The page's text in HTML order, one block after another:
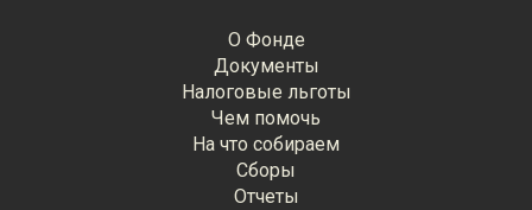
О Фонде
Документы
Налоговые льготы
Чем помочь
На что собираем
Сборы
Отчеты